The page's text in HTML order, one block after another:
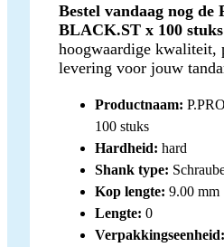
Bestel vandaag nog de
BLACK.ST x 100 stuks
hoogwaardige kwaliteit,
levering voor jouw
Productnaam:
100 stuks
Hardheid: hard
Shank type:
Kop lengte: 9.00 mm
Lengte: 0
Verpakkingseenheid: